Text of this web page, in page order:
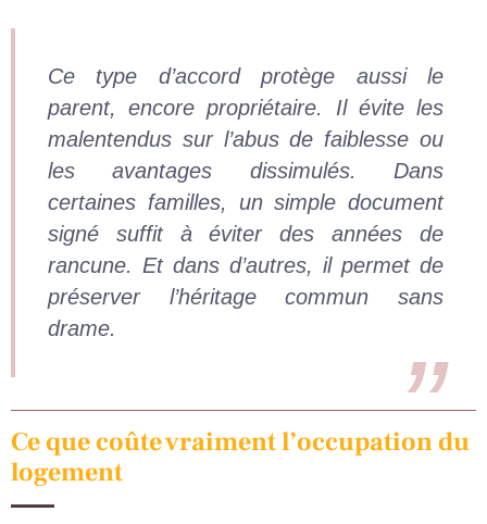
Ce type d’accord protège aussi le
parent, encore propriétaire. Il évite les
malentendus sur l’abus de faiblesse ou
les avantages dissimulés. Dans
certaines familles, un simple document
signé suffit à éviter des années de
rancune. Et dans d’autres, il permet de
préserver l’héritage commun sans
drame.
Ce que coûte vraiment l’occupation du
logement